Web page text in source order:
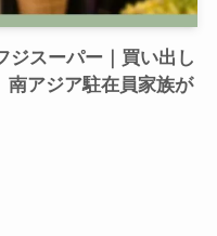
ジスーパー｜買い出し
南アジア駐在員家族が